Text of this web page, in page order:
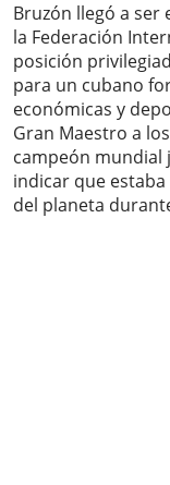
Bruzón llegó a
la Federación
posición
para un cubano
económicas y
Gran Maestro a
campeón mundial
indicar que
del planeta